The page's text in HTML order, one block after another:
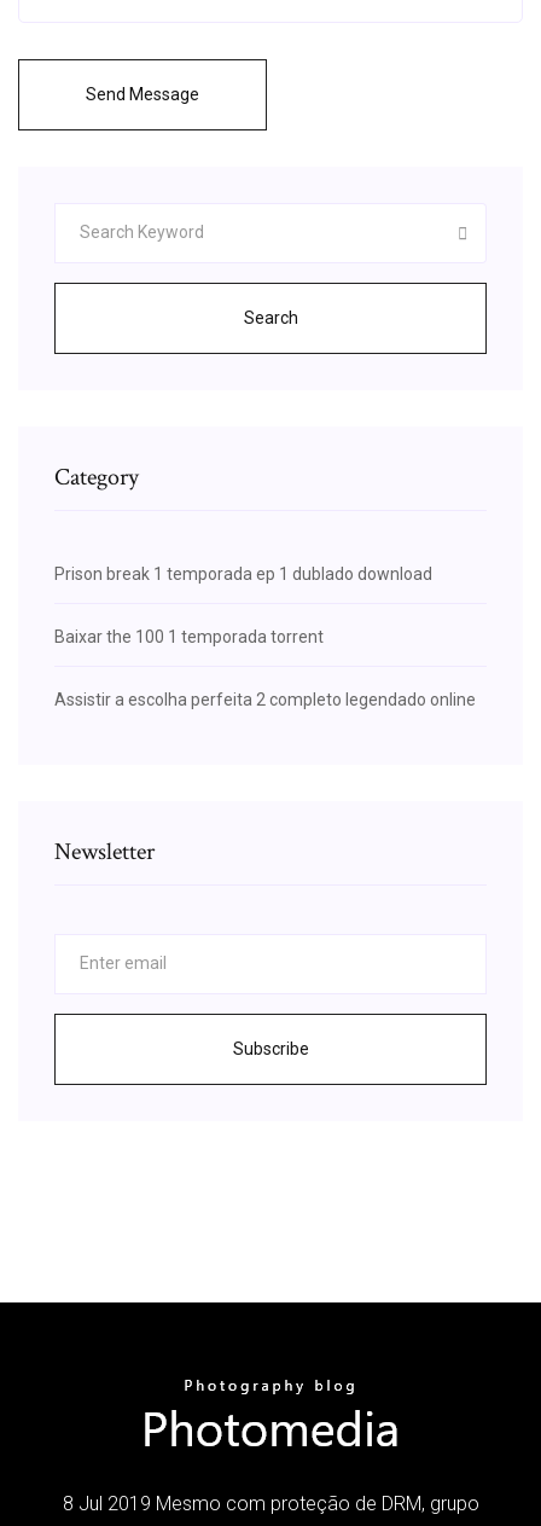
Send Message
Search
Category
Prison break 1 temporada ep 1 dublado download
Baixar the 100 1 temporada torrent
Assistir a escolha perfeita 2 completo legendado online
Newsletter
Subscribe
8 Jul 2019 Mesmo com proteção de DRM, grupo